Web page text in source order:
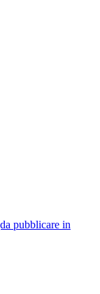
pubblicare in